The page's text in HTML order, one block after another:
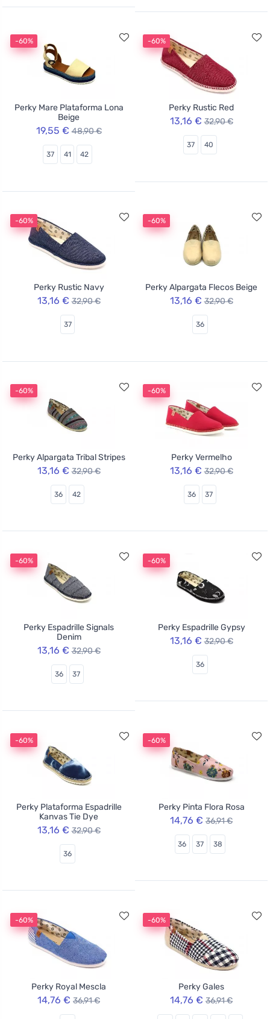
-60%
Perky Mare Plataforma Lona
Beige
19,55 € 48,90 €
37 41 42
-60%
Perky Rustic Red
13,16 € 32,90 €
37 40
-60%
Perky Rustic Navy
13,16 € 32,90 €
37
-60%
Perky Alpargata Flecos Beige
13,16 € 32,90 €
36
-60%
Perky Alpargata Tribal Stripes
13,16 € 32,90 €
36 42
-60%
Perky Vermelho
13,16 € 32,90 €
36 37
-60%
Perky Espadrille Signals
Denim
13,16 € 32,90 €
36 37
-60%
Perky Espadrille Gypsy
13,16 € 32,90 €
36
-60%
Perky Plataforma Espadrille
Kanvas Tie Dye
13,16 € 32,90 €
36
-60%
Perky Pinta Flora Rosa
14,76 € 36,91 €
36 37 38
-60%
Perky Royal Mescla
14,76 € 36,91 €
-60%
Perky Gales
14,76 € 36,91 €